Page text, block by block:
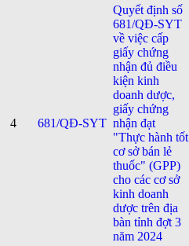
4 681/QĐ-SYT
Quyết định số
681/QĐ-SYT
về việc cấp
giấy chứng
nhận đủ điều
kiện kinh
doanh dược,
giấy chứng
nhận đạt
"Thực hành tốt
cơ sở bán lẻ
thuốc" (GPP)
cho các cơ sở
kinh doanh
dược trên địa
bàn tỉnh đợt 3
năm 2024